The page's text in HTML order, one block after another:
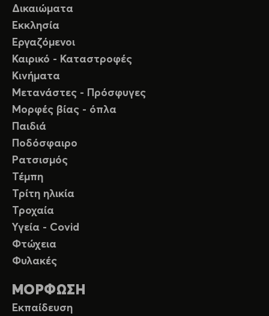
Δικαιώματα
Εκκλησία
Εργαζόμενοι
Καιρικό - Καταστροφές
Κινήματα
Μετανάστες - Πρόσφυγες
Μορφές βίας - όπλα
Παιδιά
Ποδόσφαιρο
Ρατσισμός
Τέμπη
Τρίτη ηλικία
Τροχαία
Υγεία - Covid
Φτώχεια
Φυλακές
ΜΟΡΦΩΣΗ
Εκπαίδευση